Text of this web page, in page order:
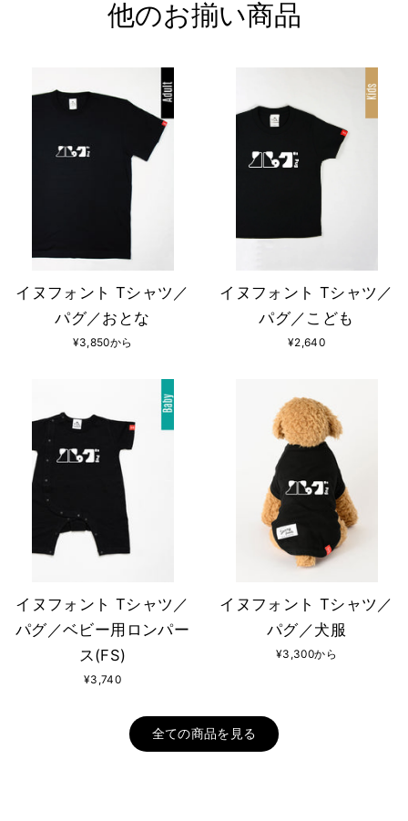
他のお揃い商品
イヌフォント Tシャツ／
パグ／おとな
¥3,850から
イヌフォント Tシャツ／
パグ／こども
¥2,640
イヌフォント Tシャツ／
パグ／ベビー用ロンパー
ス(FS)
¥3,740
イヌフォント Tシャツ／
パグ／犬服
¥3,300から
全ての商品を見る